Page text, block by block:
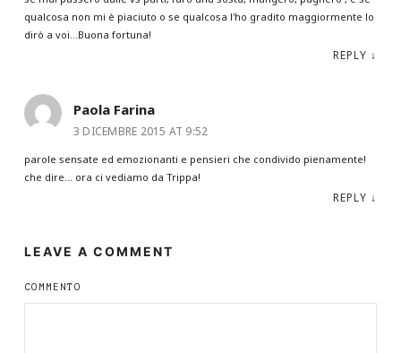
qualcosa non mi è piaciuto o se qualcosa l'ho gradito maggiormente lo
dirò a voi…Buona fortuna!
REPLY ↓
Paola Farina
3 DICEMBRE 2015 AT 9:52
parole sensate ed emozionanti e pensieri che condivido pienamente!
che dire… ora ci vediamo da Trippa!
REPLY ↓
LEAVE A COMMENT
COMMENTO